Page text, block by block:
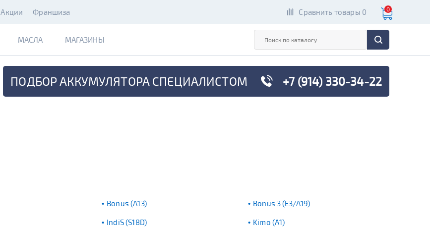
Акции Франшиза Сравнить товары 0 0
МАСЛА МАГАЗИНЫ
ПОДБОР АККУМУЛЯТОРА СПЕЦИАЛИСТОМ +7 (914) 330-34-22
Bonus (A13) Bonus 3 (E3/A19)
IndiS (S18D) Kimo (A1)